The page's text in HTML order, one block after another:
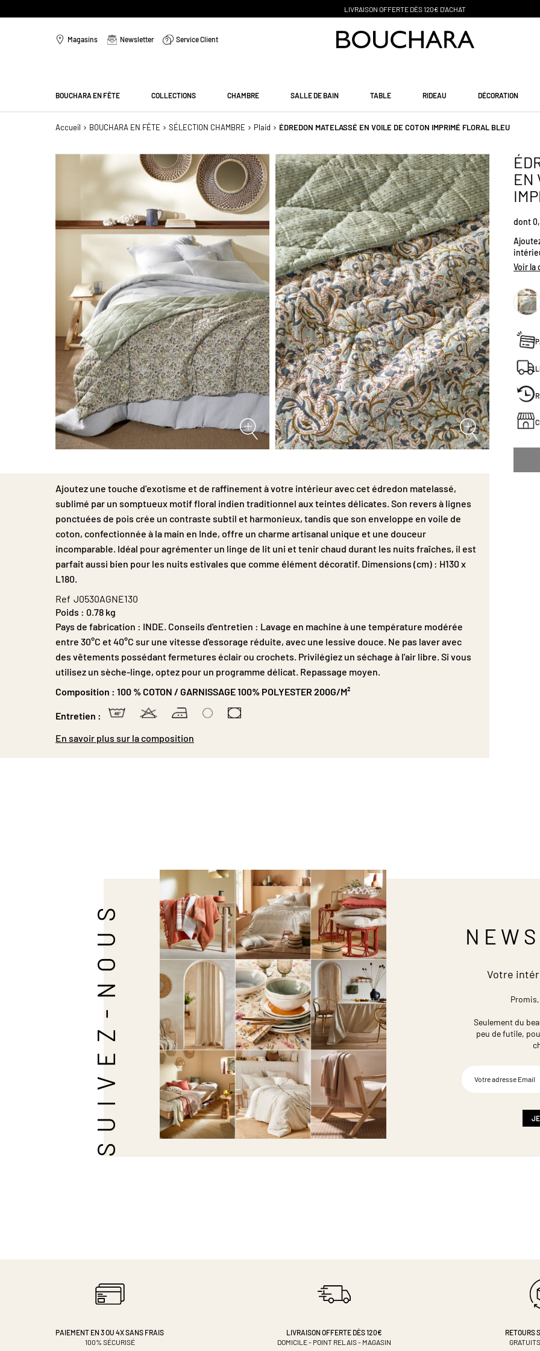
PAIEMENT EN 3 SANS FRAIS
Magasins Newsletter Service Client
BOUCHARA EN FÊTE COLLECTIONS CHAMBRE SALLE DE BAIN TABLE RIDEAU DÉCORATION
Accueil BOUCHARA EN FÊTE SÉLECTION CHAMBRE Plaid ÉDREDON MATELASSÉ EN VOILE DE COTON IMPRIMÉ FLORAL BLEU
galerie
de
la
d’images
EN
dont
Son
et
Voir la
Ajoutez une touche d’exotisme et de raffinement à votre intérieur avec cet édredon matelassé,
sublimé par un somptueux motif floral indien traditionnel aux teintes délicates. Son revers à lignes
ponctuées de pois crée un contraste subtil et harmonieux, tandis que son enveloppe en voile de
coton, confectionnée à la main en Inde, offre un charme artisanal unique et une douceur
incomparable. Idéal pour agrémenter un linge de lit uni et tenir chaud durant les nuits fraîches, il est
parfait aussi bien pour les nuits estivales que comme élément décoratif. Dimensions (cm) : H130 x
L180.
Ref J0530AGNE130
Poids : 0.78 kg
Pays de fabrication : INDE. Conseils d'entretien : Lavage en machine à une température modérée
entre 30°C et 40°C sur une vitesse d'essorage réduite, avec une lessive douce. Ne pas laver avec
des vêtements possédant fermetures éclair ou crochets. Privilégiez un séchage à l'air libre. Si vous
utilisez un sèche-linge, optez pour un programme délicat. Repassage moyen.
Composition : 100 % COTON / GARNISSAGE 100% POLYESTER 200G/M²
Entretien :
En savoir plus sur la composition
SUIVEZ-NOUS Votre
Seulement du
peu de futile,
PAIEMENT EN 3 OU 4XSANS FRAIS
100% SÉCURISÉ
LIVRAISON OFFERTE DÈS 120€
DOMICILE - POINT RELAIS - MAGASIN
RETOURS